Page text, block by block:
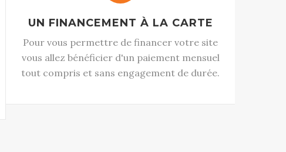
UN FINANCEMENT À LA CARTE
Pour vous permettre de financer votre site
vous allez bénéficier d'un paiement mensuel
tout compris et sans engagement de durée.